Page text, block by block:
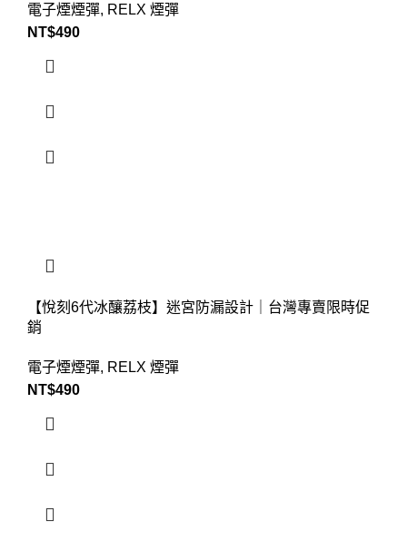
電子煙煙彈, RELX 煙彈
NT$490
【悅刻6代冰釀荔枝】迷宮防漏設計｜台灣專賣限時促
銷
電子煙煙彈, RELX 煙彈
NT$490